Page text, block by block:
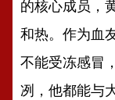
的核心成员，
和热。作为血
不能受冻感冒
冽，他都能与